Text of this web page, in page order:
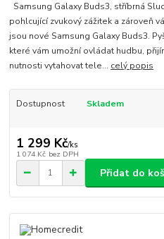
Samsung Galaxy Buds3, stříbrná
pohlcující zvukový zážitek a zároveň
jsou nové Samsung Galaxy Buds3.
které vám umožní ovládat hudbu,
nutnosti vytahovat tele... celý popis
Dostupnost Skladem
1 299 Kč/ks
1 074 Kč bez DPH
Přidat do